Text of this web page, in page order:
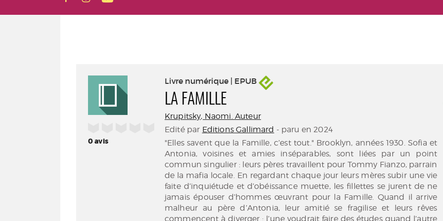
0avis
Livre numérique | EPUB
LA FAMILLE
Krupitsky, Naomi. Auteur
Edité par Editions Gallimard - paru en 2024
"Elles savent que la Famille, c’est tout." Brooklyn, années 1930. Sofia et
Antonia, voisines et amies inséparables, sont liées par un point
commun singulier : leurs pères travaillent pour Tommy Fianzo, parrain
de la mafia locale. En regardant chaque jour leurs mères subir une vie
faite d’inquiétude et d’obéissance muette, les fillettes se jurent de ne
jamais épouser d’hommes œuvrant pour la Famille. Quand il arrive
malheur au père d’Antonia, leur amitié se fragilise et leurs rêves
commencent à diverger : l’une voudrait faire des études quand l’autre